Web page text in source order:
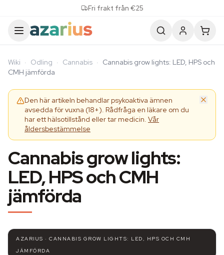
Fri frakt från €25
Wiki · Odling · Cannabis · Cannabis grow lights: LED, HPS och
CMH jämförda
Den här artikeln behandlar psykoaktiva ämnen
avsedda för vuxna (18+). Rådfråga en läkare om du
har ett hälsotillstånd eller tar medicin. Vår
åldersbestämmelse
Cannabis grow lights:
LED, HPS och CMH
jämförda
AZARIUS · CANNABIS GROW LIGHTS: LED, HPS OCH CMH
JÄMFÖRDA